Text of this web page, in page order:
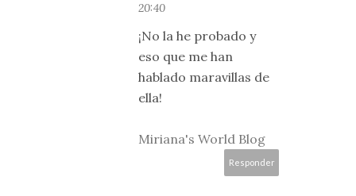
20:40
¡No la he probado y
eso que me han
hablado maravillas de
ella!
Miriana's World Blog
Responder